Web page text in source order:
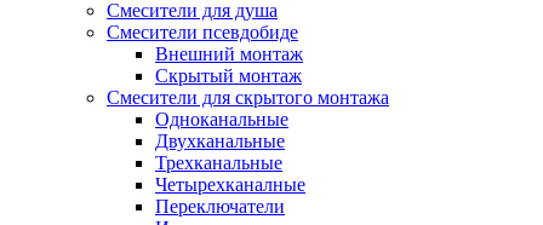
Смесители для душа
Смесители псевдобиде
Внешний монтаж
Скрытый монтаж
Смесители для скрытого монтажа
Одноканальные
Двухканальные
Трехканальные
Четырехканалные
Переключатели